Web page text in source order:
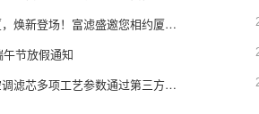
展会预告｜蓄势赴厦，焕新登场！富滤盛邀您相约厦门工程机械展1451-1452展位
节放假通知
权威认证！富滤盛空调滤芯多项工艺参数通过第三方严苛检测，品质再获硬核背书